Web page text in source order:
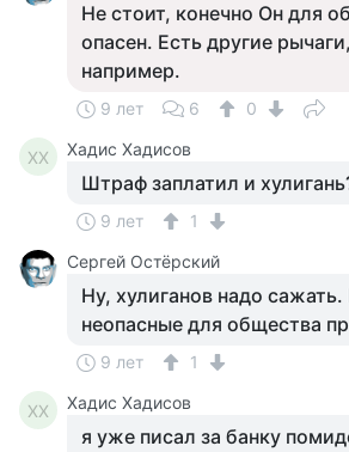
Не стоит, конечно Он для
опасен. Есть другие
например.
9 лет 6 0
ХХ Хадис Хадисов
Штраф заплатил и
9 лет
1
Сергей Остёрский
Ну, хулиганов надо
неопасные для общества
9 лет 1
ХХ Хадис Хадисов
я уже писал за банку